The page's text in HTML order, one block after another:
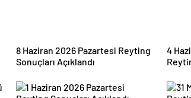
8 Haziran 2026 Pazartesi Reyting
Sonuçları Açıklandı
4